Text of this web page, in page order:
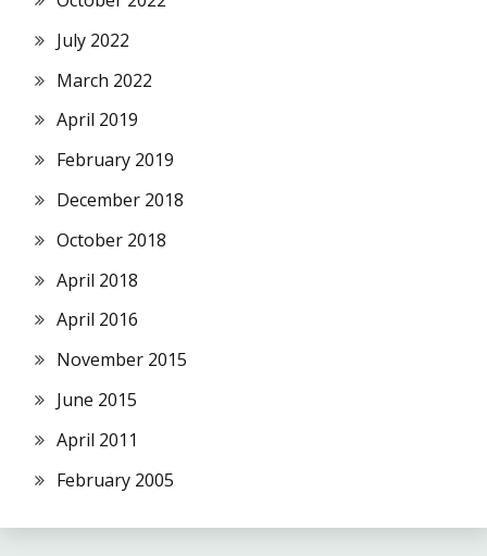
July 2022
March 2022
April 2019
February 2019
December 2018
October 2018
April 2018
April 2016
November 2015
June 2015
April 2011
February 2005